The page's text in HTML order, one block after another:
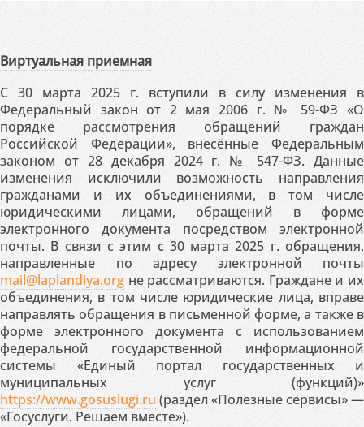
Виртуальная приемная
С 30 марта 2025 г. вступили в силу изменения в
Федеральный закон от 2 мая 2006 г. № 59-ФЗ «О
порядке рассмотрения обращений граждан
Российской Федерации», внесённые Федеральным
законом от 28 декабря 2024 г. № 547-ФЗ. Данные
изменения исключили возможность направления
гражданами и их объединениями, в том числе
юридическими лицами, обращений в форме
электронного документа посредством электронной
почты. В связи с этим с 30 марта 2025 г. обращения,
направленные по адресу электронной почты
mail@laplandiya.org не рассматриваются. Граждане и их
объединения, в том числе юридические лица, вправе
направлять обращения в письменной форме, а также в
форме электронного документа с использованием
федеральной государственной информационной
системы «Единый портал государственных и
муниципальных услуг (функций)»
https://www.gosuslugi.ru (раздел «Полезные сервисы» —
«Госуслуги. Решаем вместе»).